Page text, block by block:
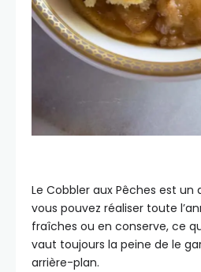
Le Cobbler aux Pêches est un
vous pouvez réaliser toute
fraîches ou en conserve, ce
vaut toujours la peine de le
arrière-plan.